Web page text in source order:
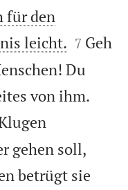
für den
leicht. 

7 Geh
Du
von ihm.
gehen soll,
betrügt sie